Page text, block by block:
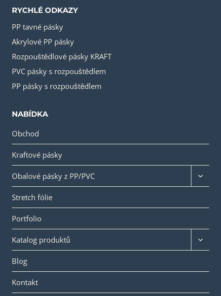
RYCHLÉ ODKAZY
PP tavné pásky
Akrylové PP pásky
Rozpouštědlové pásky KRAFT
PVC pásky s rozpouštědlem
PP pásky s rozpouštědlem
NABÍDKA
Obchod
Kraftové pásky
Obalové pásky z PP/PVC
Stretch fólie
Portfolio
Katalog produktů
Blog
Kontakt